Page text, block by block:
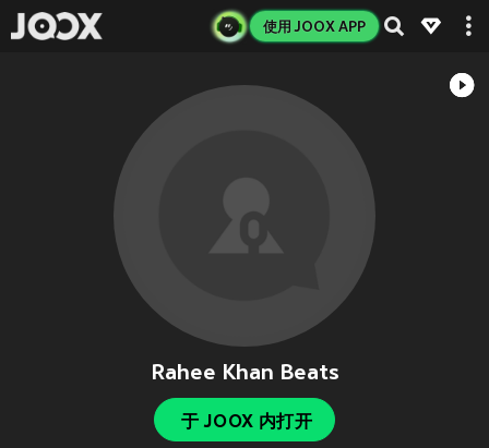
使用 JOOX APP
Rahee Khan Beats
于 JOOX 内打开